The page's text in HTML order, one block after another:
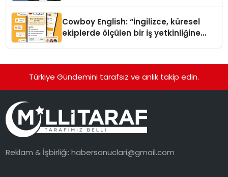
Cowboy English: “İngilizce, küresel
ekiplerde ölçülen bir iş yetkinliğine
Türkiye Gündemini tarafsız ve anlık takip edin.
Reklam & İşbirliği:habersonuclari@gmail.com